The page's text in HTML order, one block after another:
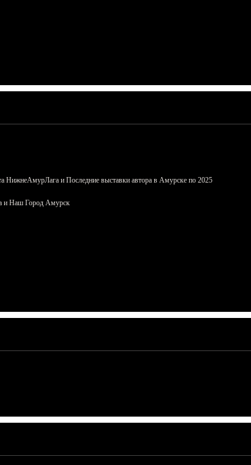
НижнеАмурЛага и Последние выставки автора в Амурске по 2025
и Наш Город Амурск